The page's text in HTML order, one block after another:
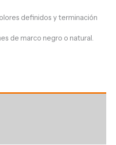
definidos y terminación
de marco negro o natural.